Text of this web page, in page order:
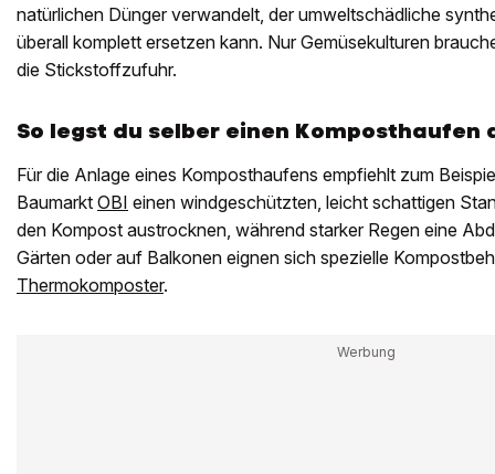
natürlichen Dünger verwandelt, der umweltschädliche
überall komplett ersetzen kann. Nur Gemüsekulturen
die Stickstoffzufuhr.
So legst du selber einen Komposthaufen
Für die Anlage eines Komposthaufens empfiehlt zum
Baumarkt OBI einen windgeschützten, leicht schattigen
den Kompost austrocknen, während starker Regen eine
Gärten oder auf Balkonen eignen sich spezielle
Thermokomposter.